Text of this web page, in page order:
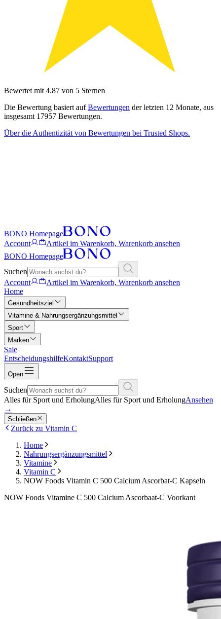
Bewertet mit 4.87 von 5 Sternen
Die Bewertung basiert aufBewertungen der letzten 12 Monate, aus
insgesamt 17957 Bewertungen.
Über die Authentizität von Bewertungen bei Trusted Shops.
BONO Homepage
Account
Artikel im Warenkorb, Warenkorb ansehen
BONO Homepage
Suchen
Account
Artikel im Warenkorb, Warenkorb ansehen
Home
Gesundheitsziel
Vitamine & Nahrungsergänzungsmittel
Sport
Marken
Sale
EntscheidungshilfeKontaktSupport
Open
Suchen
Alles für Sport und ErholungAlles für Sport und ErholungAnsehen
→
Schließen
Zurück zu Vitamin C
Home
Nahrungsergänzungsmittel
Vitamine
Vitamin C
NOW Foods Vitamin C 500 Calcium Ascorbat-C Kapseln
NOW Foods Vitamine C 500 Calcium Ascorbaat-C Voorkant